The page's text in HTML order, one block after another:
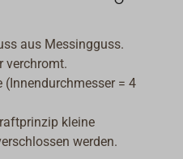
aus Messingguss.
verchromt.
= 4
kleine
werden.